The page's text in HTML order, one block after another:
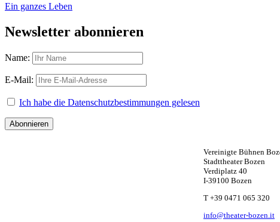
Ein ganzes Leben
Newsletter abonnieren
Name:
E-Mail:
Ich habe die Datenschutzbestimmungen gelesen
Vereinigte Bühnen
Stadttheater Bozen
Verdiplatz 40
I-39100 Bozen
T +39 0471 065 320
info@theater-bozen.it
W